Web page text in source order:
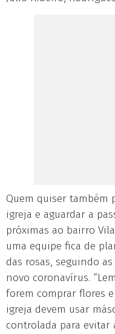
Quem quiser também
igreja e aguardar a
próximas ao bairro
uma equipe fica de
das rosas, seguindo
novo coronavírus.
forem comprar flores
igreja devem usar
controlada para evitar